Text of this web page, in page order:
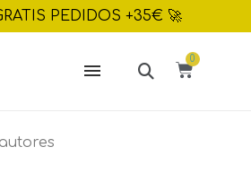
PEDIDOS +35€ 🚀